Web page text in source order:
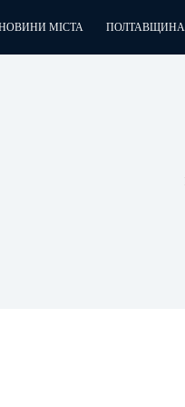
МІСТА ПОЛТАВЩИНА